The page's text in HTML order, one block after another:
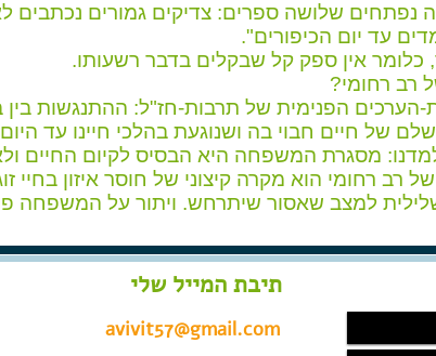
שלושה ספרים: צדיקים גמורים נכתבים
עד יום הכיפורים".
כלומר אין ספק קל שבקלים בדבר רשעותו.
רב רחומי?
הערכים הפנימית של תרבות-חז"ל: ההתנגשות
של חיים חבוי בה ושנוגעת בהלכי חיינו עד
מסגרת המשפחה היא הבסיס לקיום החיים
רב רחומי הוא מקרה קיצוני של חוסר איזון בחיי
שלילית למצב שאסור שיתרחש. ויתור על המשפחה
avivit57@gmail.com
תיבת המייל שלי